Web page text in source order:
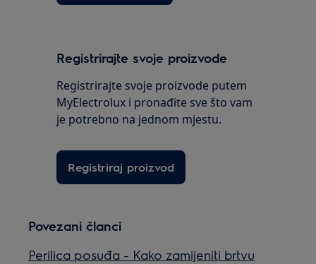
Registrirajte svoje proizvode
Registrirajte svoje proizvode putem
MyElectrolux i pronađite sve što vam
je potrebno na jednom mjestu.
Registriraj proizvod
Povezani članci
Perilica posuđa - Kako zamijeniti brtvu